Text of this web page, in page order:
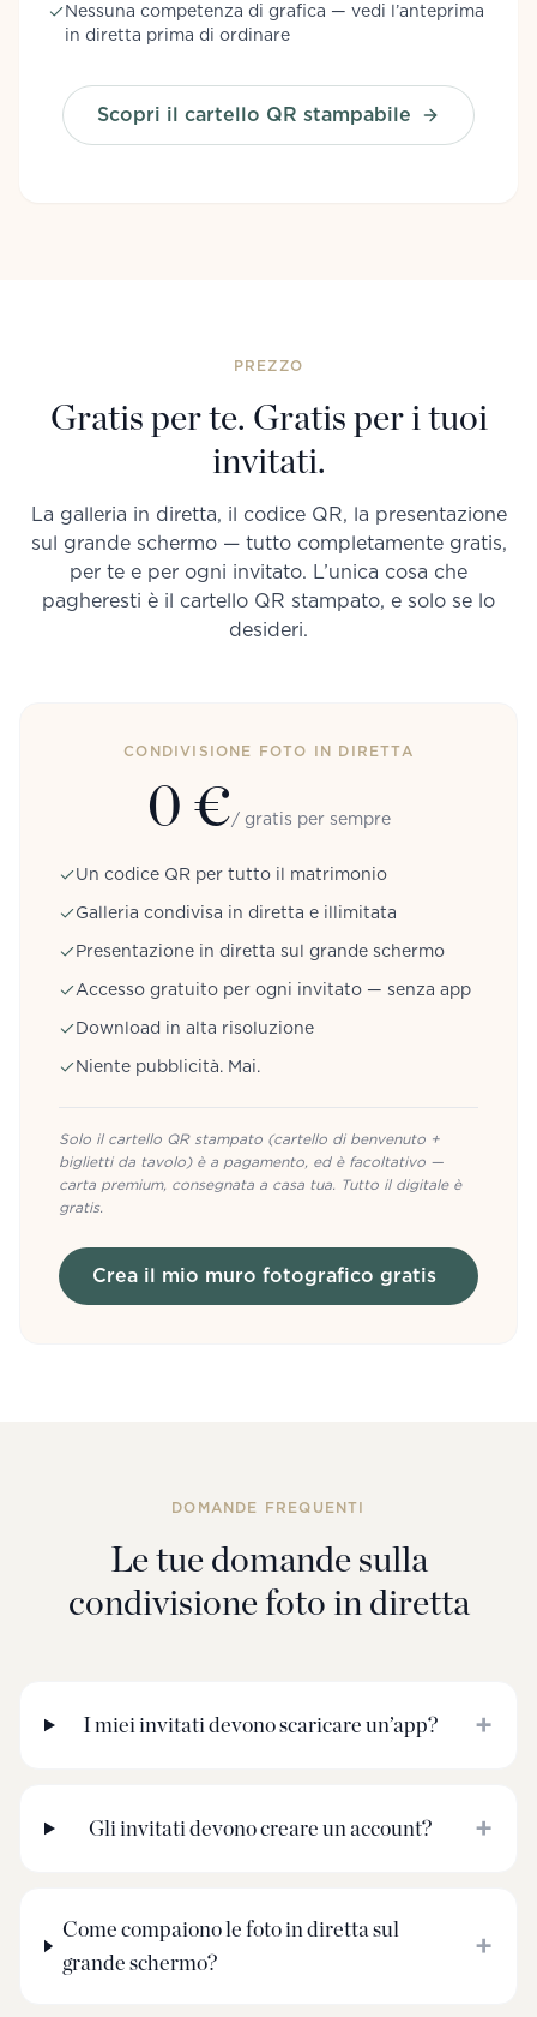
Nessuna competenza di grafica — vedi l’anteprima
in diretta prima di ordinare
Scopri il cartello QR stampabile
PREZZO
Gratis per te. Gratis per i tuoi
invitati.
La galleria in diretta, il codice QR, la presentazione
sul grande schermo — tutto completamente gratis,
per te e per ogni invitato. L’unica cosa che
pagheresti è il cartello QR stampato, e solo se lo
desideri.
CONDIVISIONE FOTO IN DIRETTA
0 €/ gratis per sempre
Un codice QR per tutto il matrimonio
Galleria condivisa in diretta e illimitata
Presentazione in diretta sul grande schermo
Accesso gratuito per ogni invitato — senza app
Download in alta risoluzione
Niente pubblicità. Mai.
Solo il cartello QR stampato (cartello di benvenuto +
biglietti da tavolo) è a pagamento, ed è facoltativo —
carta premium, consegnata a casa tua. Tutto il digitale è
gratis.
Crea il mio muro fotografico gratis
DOMANDE FREQUENTI
Le tue domande sulla
condivisione foto in diretta
I miei invitati devono scaricare un’app? +
Gli invitati devono creare un account? +
Come compaiono le foto in diretta sul
grande schermo?
+